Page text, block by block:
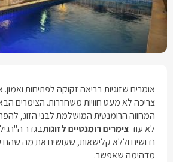
אומרים שזוגיות בריאה זקוקה לפתיחות ואמון.
צריכה לא מעט חוויות משחררות. הצימרים
המחווה הרומנטית המושלמת לבני הזוג,
לא עודצימרים רומנטיים לזוגותבגדר
נדושים וללא קלישאות, שעושים את מה שהם
מדהימה שאפשר.